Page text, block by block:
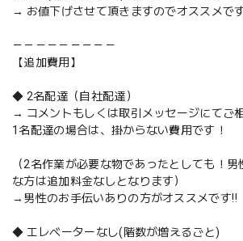
→ お値下げさせて頂きますのでオススメで
－－－－－－－－－
【追加費用】
◆ 2名配達（自社配達）
→ コメントもしくは取引メッセージにてご
1名配達の場合は、掛からない費用です！
（2名作業が必要な物であったとしても！
な方は追加料金なしとなります）
→男性のお手伝いありの方がオススメです‼️
◆ エレベーターなし(階数が増えるごと)